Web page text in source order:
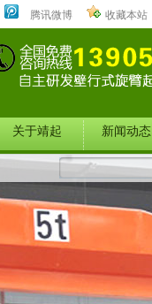
腾讯微博 收藏本站
关于靖起 新闻动态